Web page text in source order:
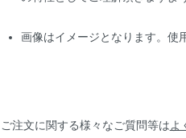
画像はイメージとなります。使
ご注文に関する様々なご質問等はよ